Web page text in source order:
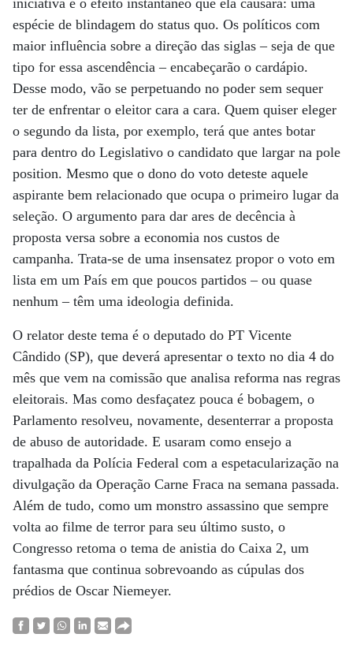
iniciativa é o efeito instantâneo que ela causará: uma
espécie de blindagem do status quo. Os políticos com
maior influência sobre a direção das siglas – seja de que
tipo for essa ascendência – encabeçarão o cardápio.
Desse modo, vão se perpetuando no poder sem sequer
ter de enfrentar o eleitor cara a cara. Quem quiser eleger
o segundo da lista, por exemplo, terá que antes botar
para dentro do Legislativo o candidato que largar na pole
position. Mesmo que o dono do voto deteste aquele
aspirante bem relacionado que ocupa o primeiro lugar da
seleção. O argumento para dar ares de decência à
proposta versa sobre a economia nos custos de
campanha. Trata-se de uma insensatez propor o voto em
lista em um País em que poucos partidos – ou quase
nenhum – têm uma ideologia definida.
O relator deste tema é o deputado do PT Vicente
Cândido (SP), que deverá apresentar o texto no dia 4 do
mês que vem na comissão que analisa reforma nas regras
eleitorais. Mas como desfaçatez pouca é bobagem, o
Parlamento resolveu, novamente, desenterrar a proposta
de abuso de autoridade. E usaram como ensejo a
trapalhada da Polícia Federal com a espetacularização na
divulgação da Operação Carne Fraca na semana passada.
Além de tudo, como um monstro assassino que sempre
volta ao filme de terror para seu último susto, o
Congresso retoma o tema de anistia do Caixa 2, um
fantasma que continua sobrevoando as cúpulas dos
prédios de Oscar Niemeyer.